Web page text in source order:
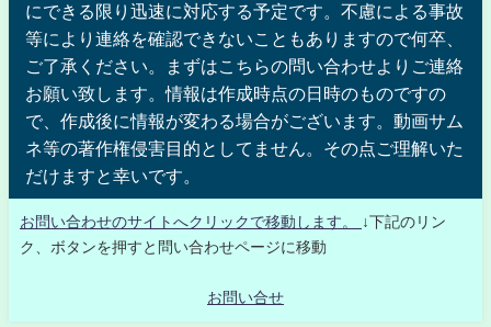
にできる限り迅速に対応する予定です。不慮による事故
等により連絡を確認できないこともありますので何卒、
ご了承ください。まずはこちらの問い合わせよりご連絡
お願い致します。情報は作成時点の日時のものですの
で、作成後に情報が変わる場合がございます。動画サム
ネ等の著作権侵害目的としてません。その点ご理解いた
だけますと幸いです。
お問い合わせのサイトへクリックで移動します。
↓下記のリン
ク、ボタンを押すと問い合わせページに移動
お問い合せ